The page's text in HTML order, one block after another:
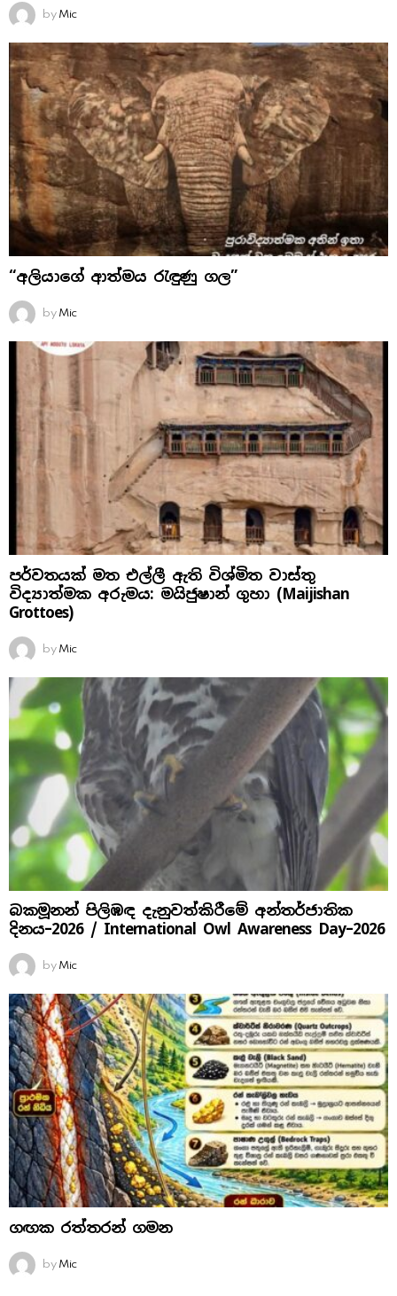
by Mic
“අලියාගේ ආත්මය රැඳුණු ගල”
by Mic
පර්වතයක් මත එල්ලී ඇති විශ්මිත වාස්තු
විද්‍යාත්මක අරුමය: මයිජුෂාන් ගුහා (Maijishan
Grottoes)
by Mic
බකමූනන් පිලිඹඳ දැනුවත්කිරීමේ අන්තර්ජාතික
දිනය​–2026 / International Owl Awareness Day–2026
by Mic
ගඟක රත්තරන් ගමන
by Mic